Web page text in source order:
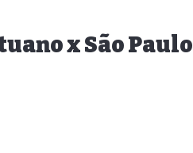
x São Paulo